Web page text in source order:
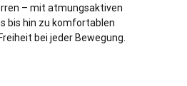
– mit atmungsaktiven
bis hin zu komfortablen
bei jeder Bewegung.